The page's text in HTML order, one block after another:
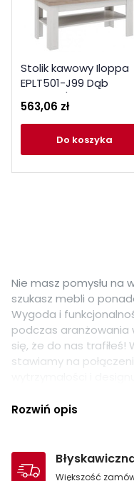
Stolik kawowy Iloppa
EPLT501-J99 Dąb
Forte
563,06 zł
do koszyka
Nie masz pomysłu na
szukasz mebli o
Wygoda i
podczas aranżowania
się, że do nas trafiłeś!
stawiamy na
mebli, w tym ławy
Ławy pokojowe
Rozwiń opis
Większość